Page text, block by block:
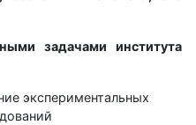
задачами института
экспериментальных